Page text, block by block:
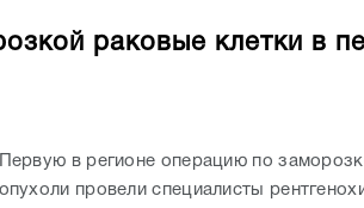
раковые клетки в
Первую в регионе операцию по
опухоли провели специалисты